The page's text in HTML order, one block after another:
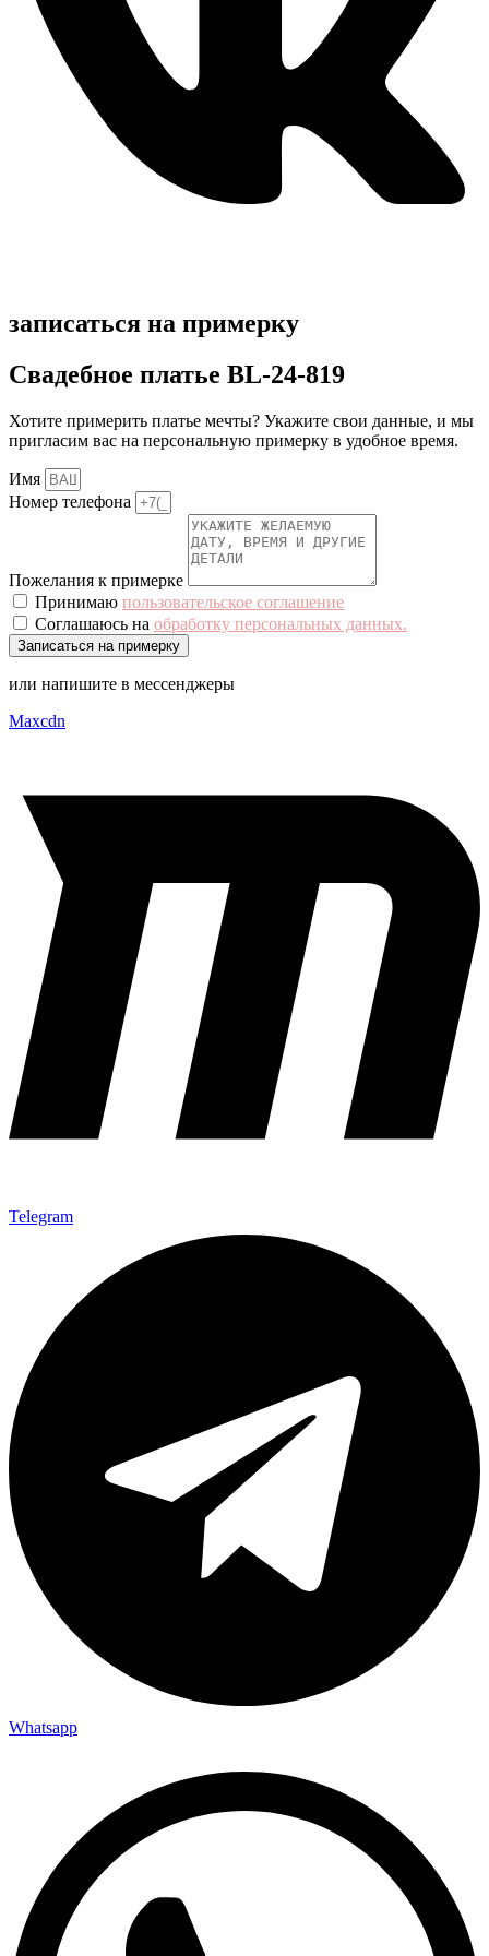
записаться на примерку
Свадебное платье BL-24-819
Хотите примерить платье мечты? Укажите свои данные, и мы
пригласим вас на персональную примерку в удобное время.
Имя
Номер телефона
Пожелания к примерке
Принимаю пользовательское соглашение
Соглашаюсь на обработку персональных данных.
Записаться на примерку
или напишите в мессенджеры
Maxcdn
Telegram
Whatsapp